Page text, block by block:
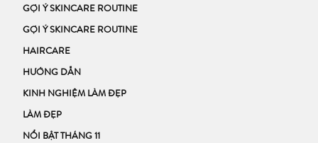
GỢI Ý SKINCARE ROUTINE
GỢI Ý SKINCARE ROUTINE
HAIRCARE
HƯỚNG DẪN
KINH NGHIỆM LÀM ĐẸP
LÀM ĐẸP
NỔI BẬT THÁNG 11